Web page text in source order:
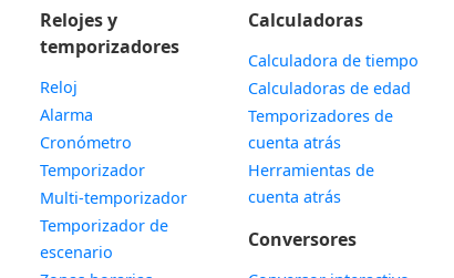
Relojes y
temporizadores
Reloj
Alarma
Cronómetro
Temporizador
Multi-temporizador
Temporizador de
escenario
Calculadoras
Calculadora de tiempo
Calculadoras de edad
Temporizadores de
cuenta atrás
Herramientas de
cuenta atrás
Conversores